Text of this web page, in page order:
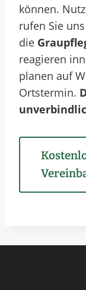
können.
rufen Sie
die
reagieren
planen auf
Ortstermin.